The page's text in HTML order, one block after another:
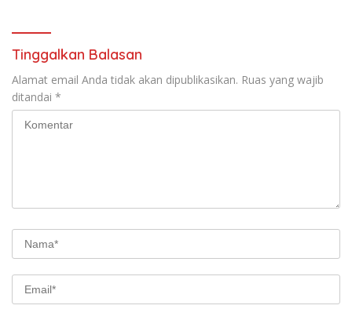
Tinggalkan Balasan
Alamat email Anda tidak akan dipublikasikan. Ruas yang wajib
ditandai *